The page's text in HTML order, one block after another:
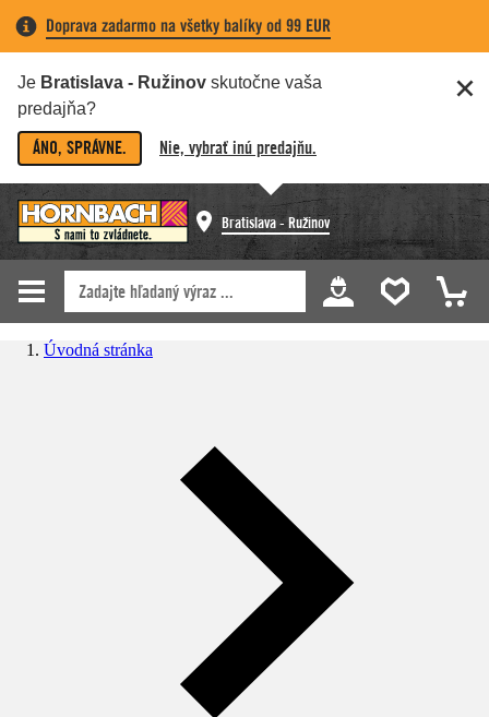
Doprava zadarmo na všetky balíky od 99 EUR
Je Bratislava - Ružinov skutočne vaša
predajňa?
ÁNO, SPRÁVNE. Nie, vybrať inú predajňu.
Bratislava - Ružinov
Úvodná stránka